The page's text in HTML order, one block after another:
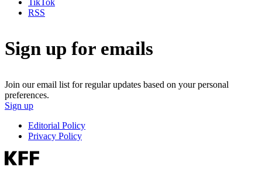
TikTok
RSS
Sign up for emails
Join our email list for regular updates based on your personal
preferences.
Sign up
Editorial Policy
Privacy Policy